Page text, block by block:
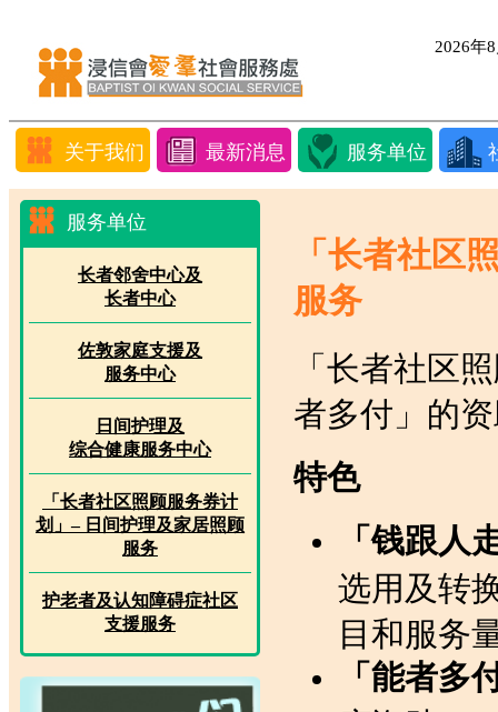
2026年
关于我们 最新消息 服务单位
服务单位
长者邻舍中心及
长者中心
佐敦家庭支援及
服务中心
日间护理及
综合健康服务中心
「长者社区照顾服务券计
划」– 日间护理及家居照顾
服务
护老者及认知障碍症社区
支援服务
「长者社区
服务
「长者社区
者多付」的
特色
「钱跟人
选用及转
目和服务
「能者多